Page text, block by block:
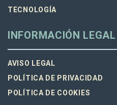
TECNOLOGÍA
INFORMACIÓN LEGAL
AVISO LEGAL
POLÍTICA DE PRIVACIDAD
POLÍTICA DE COOKIES